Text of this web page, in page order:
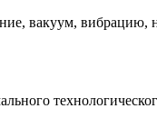
вакуум, вибра­цию,